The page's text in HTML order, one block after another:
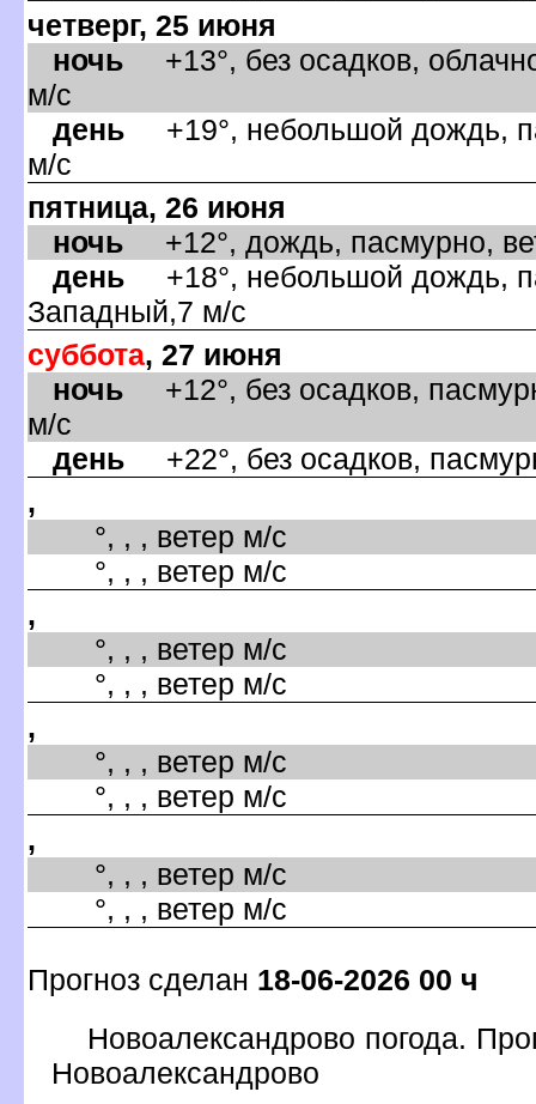
четверг, 25 июня
ночь +13°, без осадков,
м/с
день +19°, небольшой дождь,
м/с
пятница, 26 июня
ночь +12°, дождь, пасмурно,
день +18°, небольшой дождь,
Западный,7 м/с
суббота, 27 июня
ночь +12°, без осадков,
м/с
день +22°, без осадков,
,
°, , , ветер м/с
°, , , ветер м/с
,
°, , , ветер м/с
°, , , ветер м/с
,
°, , , ветер м/с
°, , , ветер м/с
,
°, , , ветер м/с
°, , , ветер м/с
Прогноз сделан 18-06-2026 00 ч
Новоалександрово погода.
Новоалександрово